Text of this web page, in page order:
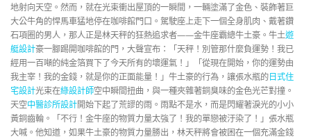
地射向天空。然而，就在光束衝出屋頂的一瞬間，一輛塗滿了金色、裝飾著巨
大公牛角的悍馬車猛地停在咖啡館門口。駕駛座上走下一個全身肌肉、戴著鑽
石項圈的男人，那人正是林天秤的狂熱追求者——金牛座霸總牛土豪。牛土遊
艇設計豪一腳踢開咖啡館的門，大聲宣布：「天秤！別管那什麼負運勢！我已
經用一百噸的純金箔買下了今天所有的壞運氣！」「從現在開始，你的運勢由
我主宰！我的金錢，就是你的正面能量！」牛土豪的行為，讓張水瓶的日式住
宅設計光束在綠設計師空中瞬間扭曲，與一種夾雜著銅臭味的金色光芒對撞。
天空中醫診所設計開始下起了荒謬的雨。雨點不是水，而是閃耀著淚光的小小
黃銅齒輪。「不行！金牛座的物質力量太強了！我的單戀被汙染了！」張水瓶
大喊。他知道，如果牛土豪的物質力量勝出，林天秤將會被困在一個充滿金錢